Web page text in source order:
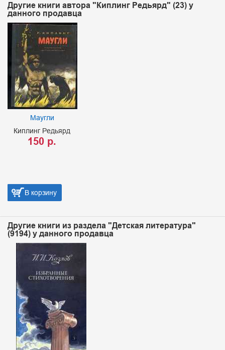
Другие книги автора "Киплинг Редьярд" (23) у
данного продавца
Маугли
Киплинг Редьярд
150 р.
В корзину
Другие книги из раздела "Детская литература"
(9194) у данного продавца